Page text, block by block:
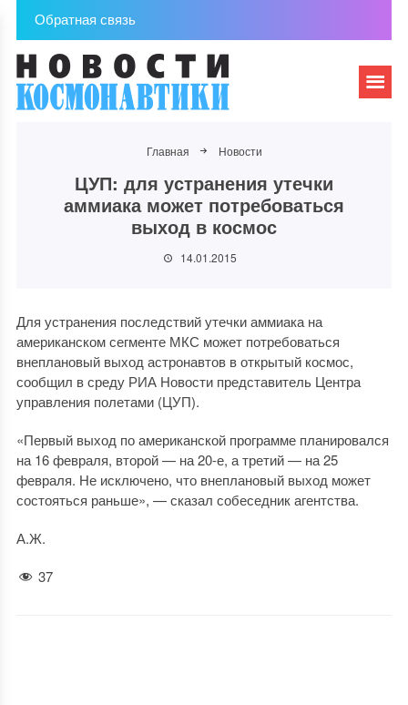
Обратная связь
Главная Новости
ЦУП: для устранения утечки
аммиака может потребоваться
выход в космос
14.01.2015
Для устранения последствий утечки аммиака на
американском сегменте МКС может потребоваться
внеплановый выход астронавтов в открытый космос,
сообщил в среду РИА Новости представитель Центра
управления полетами (ЦУП).
«Первый выход по американской программе планировался
на 16 февраля, второй — на 20-е, а третий — на 25
февраля. Не исключено, что внеплановый выход может
состояться раньше», — сказал собеседник агентства.
А.Ж.
37